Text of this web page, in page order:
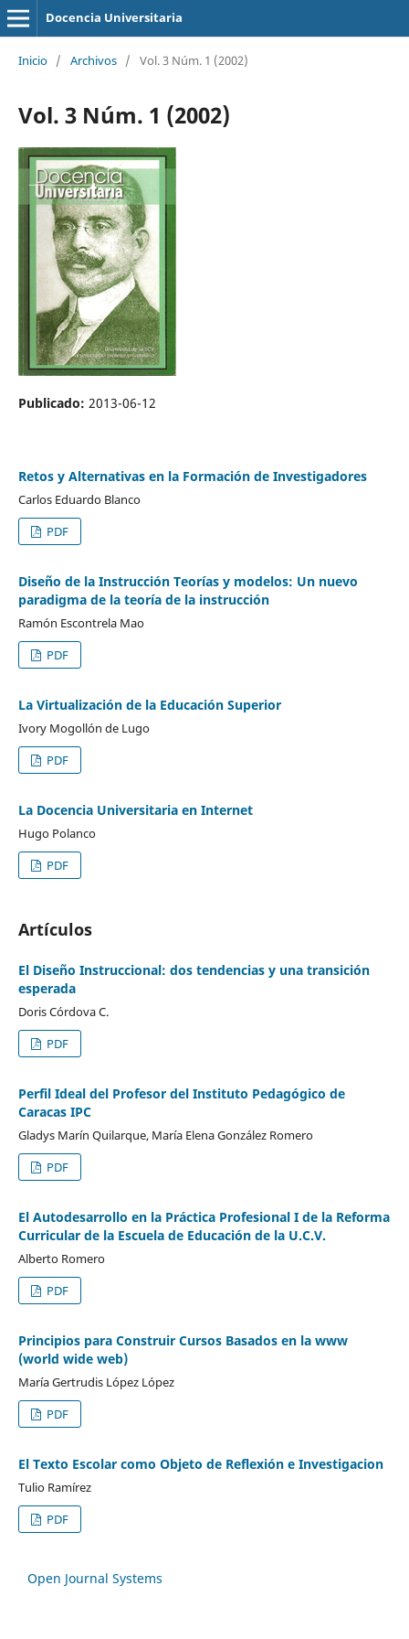
Docencia Universitaria
Inicio / Archivos / Vol. 3 Núm. 1 (2002)
Vol. 3 Núm. 1 (2002)
Publicado: 2013-06-12
Retos y Alternativas en la Formación de Investigadores
Carlos Eduardo Blanco
PDF
Diseño de la Instrucción Teorías y modelos: Un nuevo
paradigma de la teoría de la instrucción
Ramón Escontrela Mao
PDF
La Virtualización de la Educación Superior
Ivory Mogollón de Lugo
PDF
La Docencia Universitaria en Internet
Hugo Polanco
PDF
Artículos
El Diseño Instruccional: dos tendencias y una transición
esperada
Doris Córdova C.
PDF
Perfil Ideal del Profesor del Instituto Pedagógico de
Caracas IPC
Gladys Marín Quilarque, María Elena González Romero
PDF
El Autodesarrollo en la Práctica Profesional I de la Reforma
Curricular de la Escuela de Educación de la U.C.V.
Alberto Romero
PDF
Principios para Construir Cursos Basados en la www
(world wide web)
María Gertrudis López López
PDF
El Texto Escolar como Objeto de Reflexión e Investigacion
Tulio Ramírez
PDF
Open Journal Systems